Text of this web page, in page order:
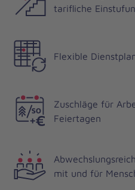
tarifliche
Flexible
Zuschläge für
Feiertagen
mit und für